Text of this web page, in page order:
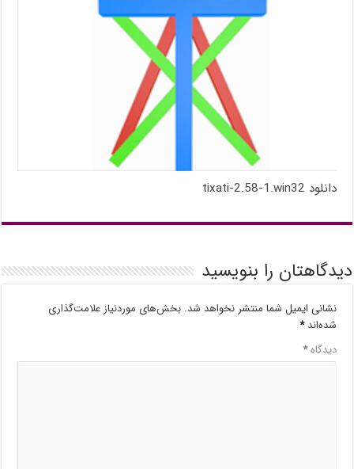
دانلود tixati-2.58-1.win32
دیدگاهتان را بنویسید
نشانی ایمیل شما منتشر نخواهد شد. بخش‌های موردنیاز علامت‌گذاری
شده‌اند*
دیدگاه*